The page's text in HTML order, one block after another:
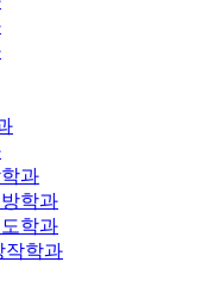
과
학과
학과
작학과